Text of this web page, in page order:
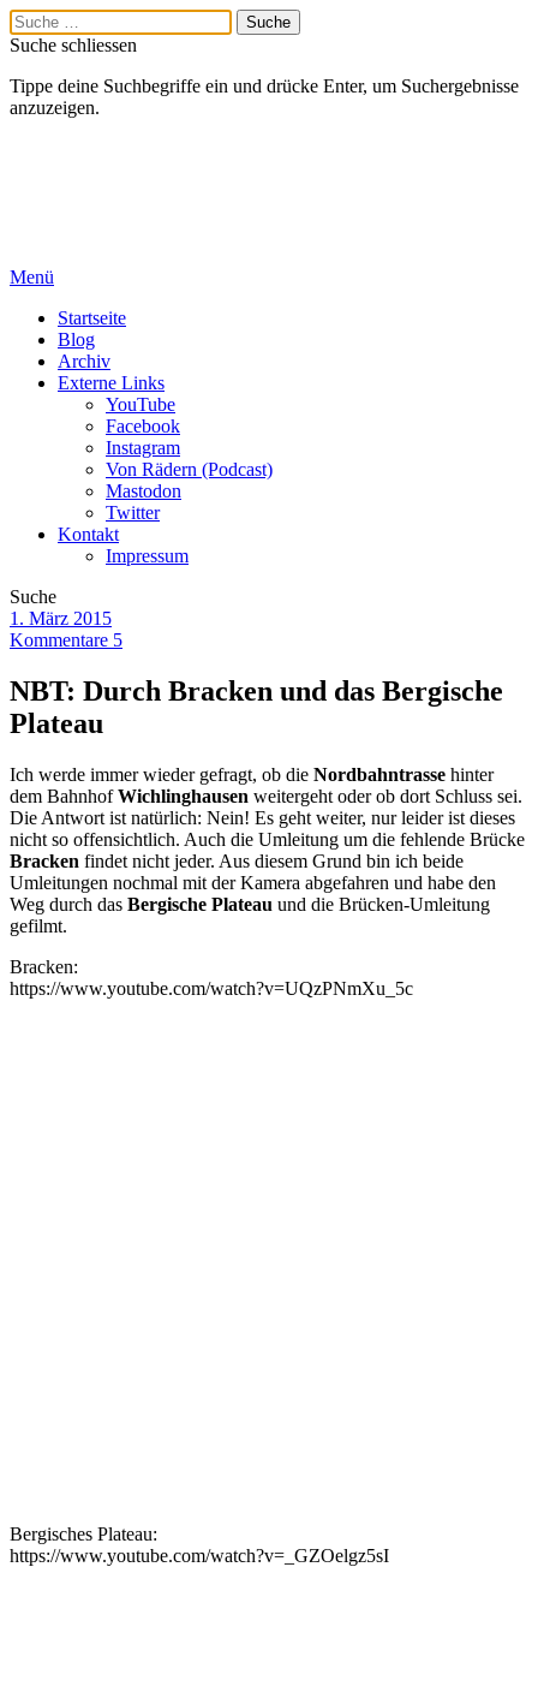
Suche schliessen
Tippe deine Suchbegriffe ein und drücke Enter, um Suchergebnisse
anzuzeigen.
Menü
Startseite
Blog
Archiv
Externe Links
YouTube
Facebook
Instagram
Von Rädern (Podcast)
Mastodon
Twitter
Kontakt
Impressum
Suche
1. März 2015
Kommentare 5
NBT: Durch Bracken und das Bergische
Plateau
Ich werde immer wieder gefragt, ob die Nordbahntrasse hinter
dem BahnhofWichlinghausen weitergeht oder ob dort Schluss sei.
Die Antwort ist natürlich: Nein! Es geht weiter, nur leider ist dieses
nicht so offensichtlich. Auch die Umleitung um die fehlende Brücke
Bracken findet nicht jeder. Aus diesem Grund bin ich beide
Umleitungen nochmal mit der Kamera abgefahren und habe den
Weg durch das Bergische Plateau und die Brücken-Umleitung
gefilmt.
Bracken:
https://www.youtube.com/watch?v=UQzPNmXu_5c
Bergisches Plateau:
https://www.youtube.com/watch?v=_GZOelgz5sI